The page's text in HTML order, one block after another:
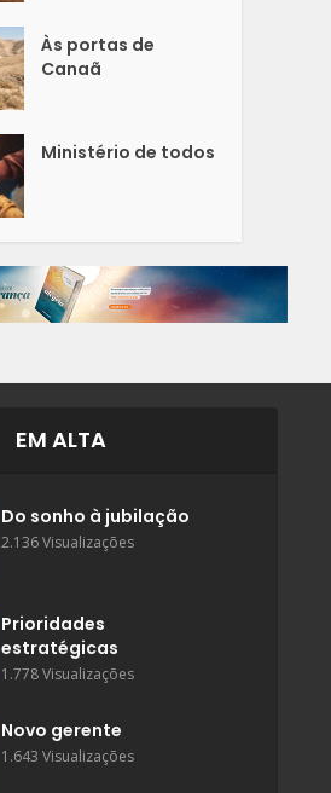
Às portas de
Canaã
Ministério de todos
EM ALTA
Do sonho à jubilação
2.136 Visualizações
Prioridades
estratégicas
1.778 Visualizações
Novo gerente
1.643 Visualizações